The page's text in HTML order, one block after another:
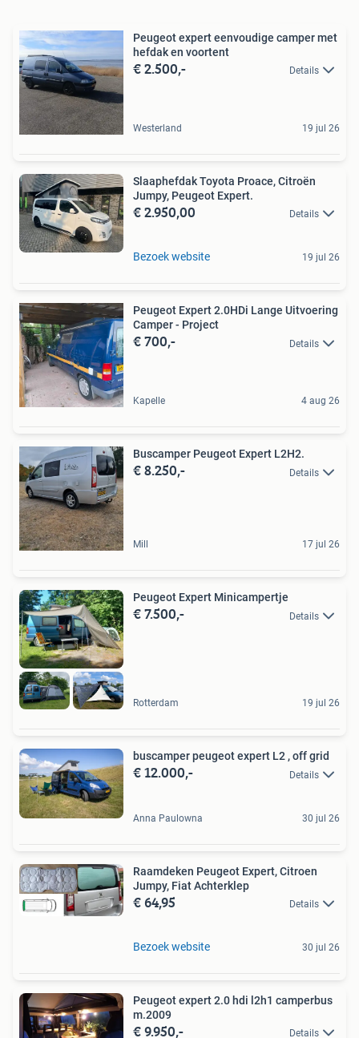
Peugeot expert eenvoudige camper met
hefdak en voortent
€ 2.500,- Details
Westerland 19 jul 26
Slaaphefdak Toyota Proace, Citroën
Jumpy, Peugeot Expert.
€ 2.950,00 Details
Bezoek website 19 jul 26
Peugeot Expert 2.0HDi Lange Uitvoering
Camper - Project
€ 700,- Details
Kapelle 4 aug 26
Buscamper Peugeot Expert L2H2.
€ 8.250,- Details
Mill 17 jul 26
Peugeot Expert Minicampertje
€ 7.500,- Details
Rotterdam 19 jul 26
buscamper peugeot expert L2 , off grid
€ 12.000,- Details
Anna Paulowna 30 jul 26
Raamdeken Peugeot Expert, Citroen
Jumpy, Fiat Achterklep
€ 64,95 Details
Bezoek website 30 jul 26
Peugeot expert 2.0 hdi l2h1 camperbus
m.2009
€ 9.950,- Details